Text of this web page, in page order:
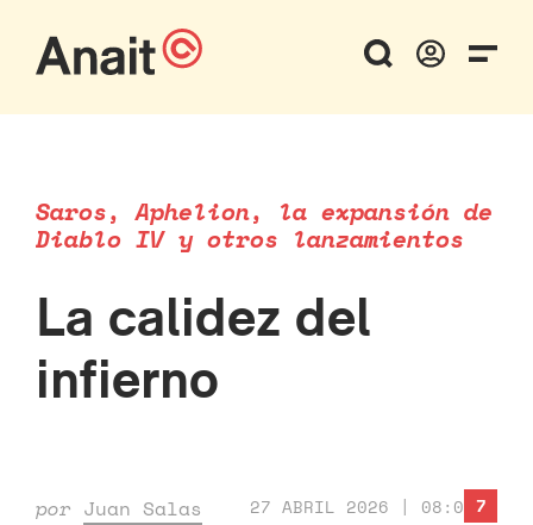
Saros, Aphelion, la expansión de
Diablo IV y otros lanzamientos
La calidez del
infierno
por Juan Salas 27 ABRIL 2026 | 08:00 7